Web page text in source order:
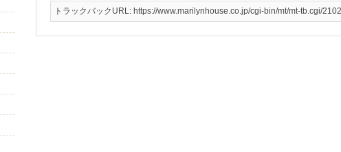
トラックバックURL: https://www.marilynhouse.co.jp/cgi-bin/mt/mt-tb.cgi/2102